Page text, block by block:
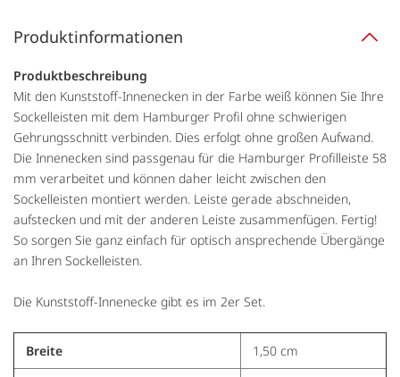
Produktinformationen
Produktbeschreibung
Mit den Kunststoff-Innenecken in der Farbe weiß können Sie Ihre
Sockelleisten mit dem Hamburger Profil ohne schwierigen
Gehrungsschnitt verbinden. Dies erfolgt ohne großen Aufwand.
Die Innenecken sind passgenau für die Hamburger Profilleiste 58
mm verarbeitet und können daher leicht zwischen den
Sockelleisten montiert werden. Leiste gerade abschneiden,
aufstecken und mit der anderen Leiste zusammenfügen. Fertig!
So sorgen Sie ganz einfach für optisch ansprechende Übergänge
an Ihren Sockelleisten.
Die Kunststoff-Innenecke gibt es im 2er Set.
Breite 1,50 cm